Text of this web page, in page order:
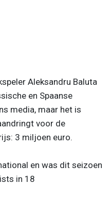
Aleksandru Baluta
en Spaanse
media, maar het is
voor de
3 miljoen euro.
en was dit seizoen
in 18